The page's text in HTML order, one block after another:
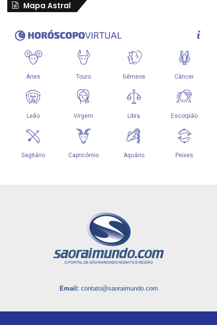
Mapa Astral
Email: contato@saoraimundo.com